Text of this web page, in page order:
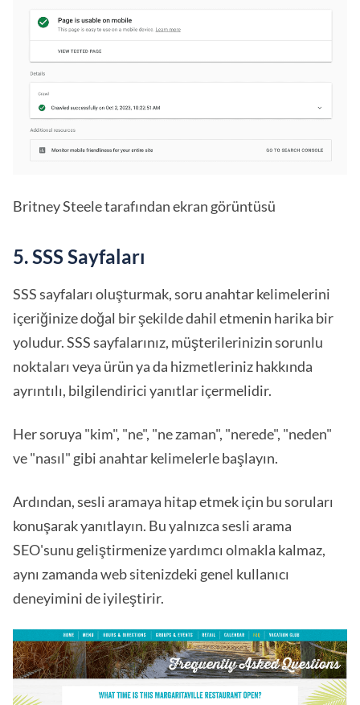
Britney Steele tarafından ekran görüntüsü
5. SSS Sayfaları
SSS sayfaları oluşturmak, soru anahtar kelimelerini
içeriğinize doğal bir şekilde dahil etmenin harika bir
yoludur. SSS sayfalarınız, müşterilerinizin sorunlu
noktaları veya ürün ya da hizmetleriniz hakkında
ayrıntılı, bilgilendirici yanıtlar içermelidir.
Her soruya "kim", "ne", "ne zaman", "nerede", "neden"
ve "nasıl" gibi anahtar kelimelerle başlayın.
Ardından, sesli aramaya hitap etmek için bu soruları
konuşarak yanıtlayın. Bu yalnızca sesli arama
SEO'sunu geliştirmenize yardımcı olmakla kalmaz,
aynı zamanda web sitenizdeki genel kullanıcı
deneyimini de iyileştirir.